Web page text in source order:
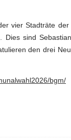
vier Stadträte
sind
den drei
bgm/